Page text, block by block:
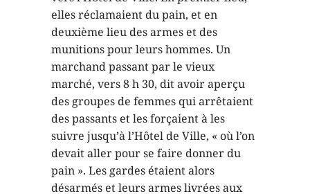
elles réclamaient du pain, et en
deuxième lieu des armes et des
munitions pour leurs hommes. Un
marchand passant par le vieux
marché, vers 8 h 30, dit avoir aperçu
des groupes de femmes qui arrêtaient
des passants et les forçaient à les
suivre jusqu’à l’Hôtel de Ville, « où l’on
devait aller pour se faire donner du
pain ». Les gardes étaient alors
désarmés et leurs armes livrées aux